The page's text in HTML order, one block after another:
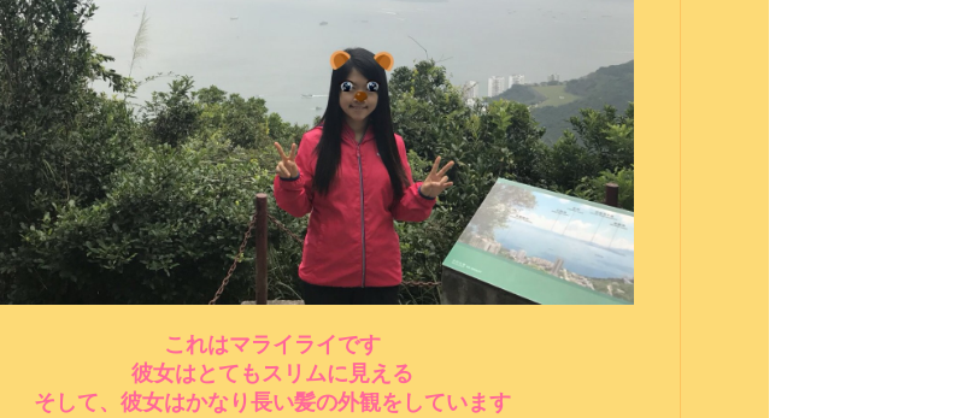
これはマライライです
彼女はとてもスリムに見える
そして、彼女はかなり長い髪の外観をしています